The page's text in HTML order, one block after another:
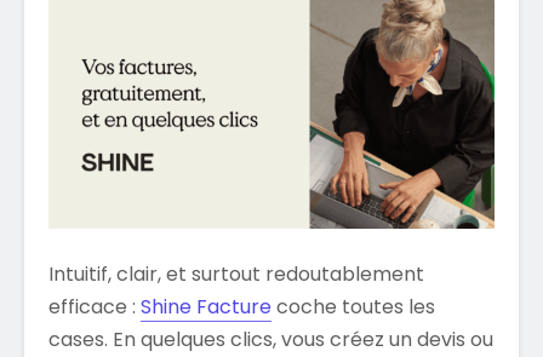
Intuitif, clair, et surtout redoutablement
efficace : Shine Facture coche toutes les
cases. En quelques clics, vous créez un devis ou